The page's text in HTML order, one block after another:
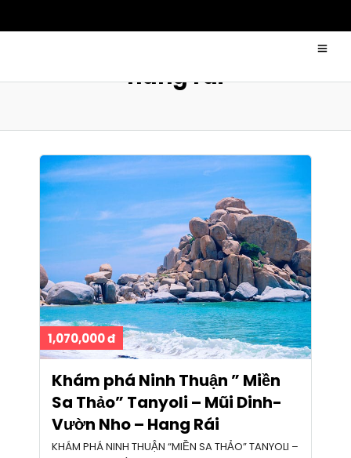
hang rái
1,070,000 đ
Khám phá Ninh Thuận ” Miền
Sa Thảo” Tanyoli – Mũi Dinh-
Vườn Nho – Hang Rái
KHÁM PHÁ NINH THUẬN “MIỀN SA THẢO” TANYOLI –